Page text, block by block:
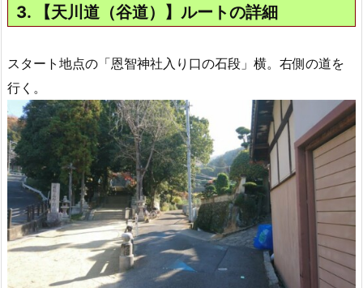
3. 【天川道（谷道）】ルートの詳細
スタート地点の「恩智神社入り口の石段」横。右側の道を
行く。